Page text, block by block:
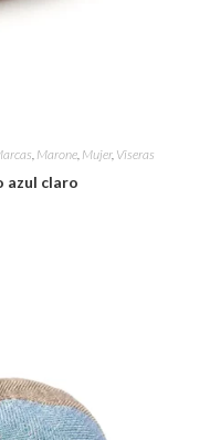
Marone, Mujer, Viseras
azul claro